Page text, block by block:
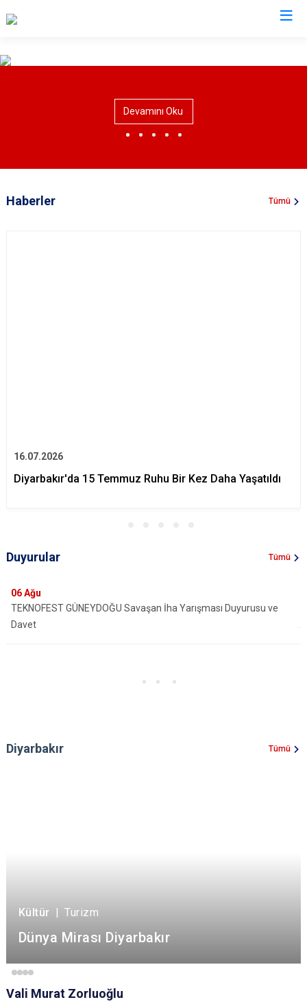
Haberler Tümü
16.07.2026
Diyarbakır'da 15 Temmuz Ruhu Bir Kez Daha Yaşatıldı
Duyurular Tümü
06Ağu
TEKNOFEST GÜNEYDOĞU Savaşan İha Yarışması Duyurusu ve
Davet
Diyarbakır Tümü
Kültür Turizm
Dünya Mirası Diyarbakır
Vali Murat Zorluoğlu